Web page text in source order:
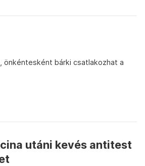
önkéntesként bárki csatlakozhat a
utáni kevés antitest